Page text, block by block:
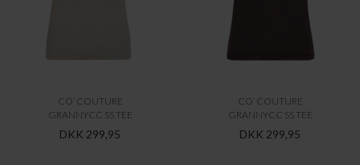
CO`COUTURE
GRANNYCC SS TEE
DKK 299,95
CO`COUTURE
GRANNYCC SS TEE
DKK 299,95